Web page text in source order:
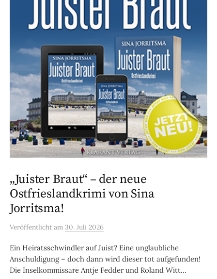
„Juister Braut“ – der neue
Ostfrieslandkrimi von Sina
Jorritsma!
Veröffentlicht am 30. Juli 2026
Ein Heiratsschwindler auf Juist? Eine unglaubliche
Anschuldigung – doch dann wird dieser tot aufgefunden!
Die Inselkommissare Antje Fedder und Roland Witt...